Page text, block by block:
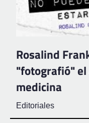
Rosalind
"fotografió" el
medicina
Editoriales